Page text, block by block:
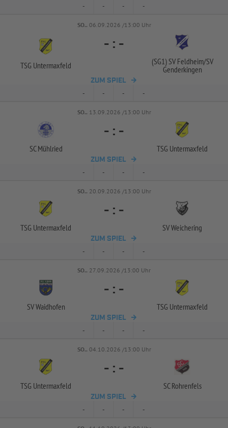
- - - -
SO.. 06.09.2026 /13:00 Uhr
TSG Untermaxfeld
- : -
(SG1) SV Feldheim/SV
Genderkingen
ZUM SPIEL
- - - -
SO.. 13.09.2026 /13:00 Uhr
SC Mühlried
- : -
TSG Untermaxfeld
ZUM SPIEL
- - - -
SO.. 20.09.2026 /13:00 Uhr
TSG Untermaxfeld
- : -
SV Weichering
ZUM SPIEL
- - - -
SO.. 27.09.2026 /13:00 Uhr
SV Waidhofen
- : -
TSG Untermaxfeld
ZUM SPIEL
- - - -
SO.. 04.10.2026 /13:00 Uhr
TSG Untermaxfeld
- : -
SC Rohrenfels
ZUM SPIEL
- - - -